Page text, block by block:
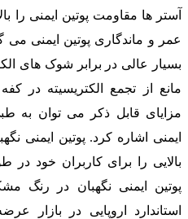
آستر ها مقاومت پوتین ایمنی را
عمر و ماندگاری پوتین ایمنی می
بسیار عالی در برابر شوک های
مانع از تجمع الکتریسیته در
مزایای قابل ذکر می توان به
ایمنی اشاره کرد. پوتین ایمنی
بالایی را برای کاربران خود
پوتین ایمنی نگهبان در رنگ
استاندارد اروپایی در